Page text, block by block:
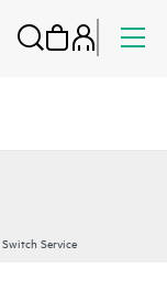
Switch Service